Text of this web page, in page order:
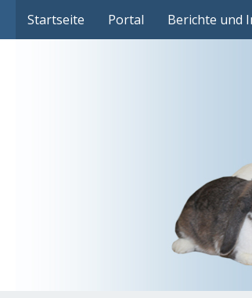
Startseite Portal Berichte und